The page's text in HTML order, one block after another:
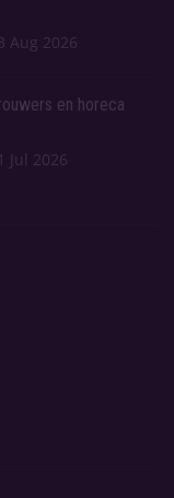
Aug 2026
en horeca
Jul 2026